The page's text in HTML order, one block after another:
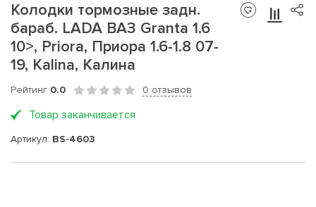
Колодки тормозные задн.
бараб. LADA ВАЗ Granta 1.6
10>, Priora, Приора 1.6-1.8 07-
19, Kalina, Калина
Рейтинг 0.0 0 отзывов
Товар заканчивается
Артикул: BS-4603